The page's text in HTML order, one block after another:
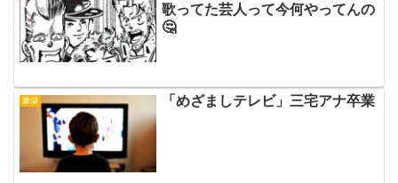
歌ってた芸人って今何やってんの
🤔
嫌儲 「めざましテレビ」三宅アナ卒業